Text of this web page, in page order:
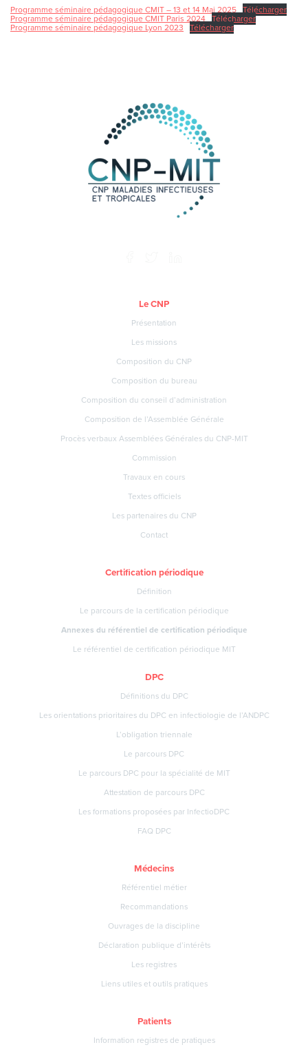
Programme séminaire pédagogique CMIT – 13 et 14 Mai 2025 Télécharger
Programme séminaire pédagogique CMIT Paris 2024 Télécharger
Programme séminaire pédagogique Lyon 2023 Télécharger
Le CNP
Présentation
Les missions
Composition du CNP
Composition du bureau
Composition du conseil d’administration
Composition de l’Assemblée Générale
Procès verbaux Assemblées Générales du CNP-MIT
Commission
Travaux en cours
Textes officiels
Les partenaires du CNP
Contact
Certification périodique
Définition
Le parcours de la certification périodique
Annexes du référentiel de certification périodique
Le référentiel de certification périodique MIT
DPC
Définitions du DPC
Les orientations prioritaires du DPC en infectiologie de l’ANDPC
L’obligation triennale
Le parcours DPC
Le parcours DPC pour la spécialité de MIT
Attestation de parcours DPC
Les formations proposées par InfectioDPC
FAQ DPC
Médecins
Référentiel métier
Recommandations
Ouvrages de la discipline
Déclaration publique d’intérêts
Les registres
Liens utiles et outils pratiques
Patients
Information registres de pratiques